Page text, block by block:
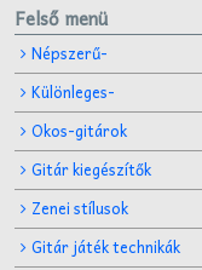
Felső menü
Népszerű-
Különleges-
Okos-gitárok
Gitár kiegészítők
Zenei stílusok
Gitár játék technikák